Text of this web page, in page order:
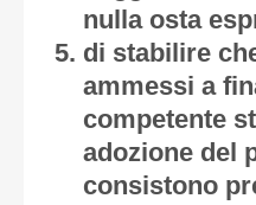
nulla osta
di stabilire
ammessi a
competente
adozione del
consistono